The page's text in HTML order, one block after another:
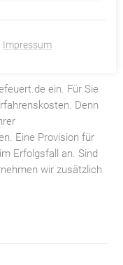
in eine
prüfen
ein. Für Sie
Denn
Eine Provision für
Erfolgsfall an. Sind
wir zusätzlich
Impressum